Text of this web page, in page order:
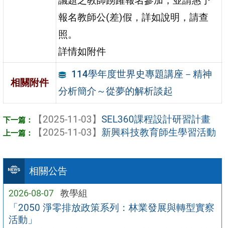
相關公告
2026-08-07 教學組
「2050 淨零排放政策系列：林業發展與轉型實察
活動」
報名教師公(差)假，詳如說明，請查
照。
詳情如附件
相關附件
114學年度世界史專題講座－精神
分析簡介～從夢的解析談起
【2025-11-03】 SEL360課程設計研習計畫
【2025-11-03】 新興科技教育師生學習活動